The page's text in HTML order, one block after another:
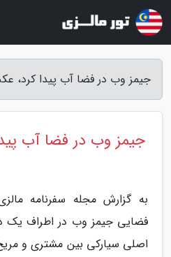
جیمز وب در فضا آب پیدا کرد،
جیمز وب در فضا آب
به گزارش مجله سفرنامه
فضایی جیمز وب در اطراف یک
اصلی سیارکی بین مشتری و